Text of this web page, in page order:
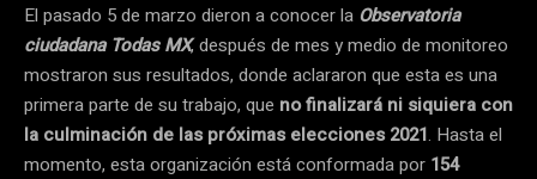
El pasado 5 de marzo dieron a conocer la Observatoria
ciudadana Todas MX, después de mes y medio de monitoreo
mostraron sus resultados, donde aclararon que esta es una
primera parte de su trabajo, que no finalizará ni siquiera con
la culminación de las próximas elecciones 2021. Hasta el
momento, esta organización está conformada por 154